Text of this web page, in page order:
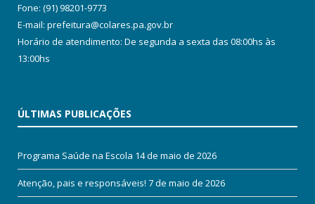
Fone: (91) 98201-9773
E-mail: prefeitura@colares.pa.gov.br
Horário de atendimento: De segunda a sexta das 08:00hs às
13:00hs
ÚLTIMAS PUBLICAÇÕES
Programa Saúde na Escola 14 de maio de 2026
Atenção, pais e responsáveis! 7 de maio de 2026